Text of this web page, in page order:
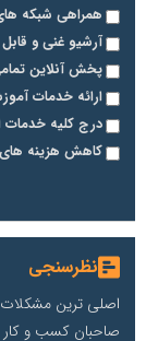
همراهی شبکه
آرشیو غنی و
پخش آنلاین
ارائه خدمات
درج کلیه خدمات
کاهش هزینه های
نظرسنجی
اصلی ترین مشکلات
صاحبان کسب و کار